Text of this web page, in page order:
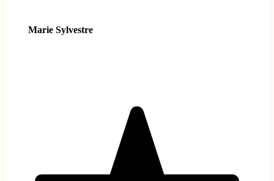
Marie Sylvestre